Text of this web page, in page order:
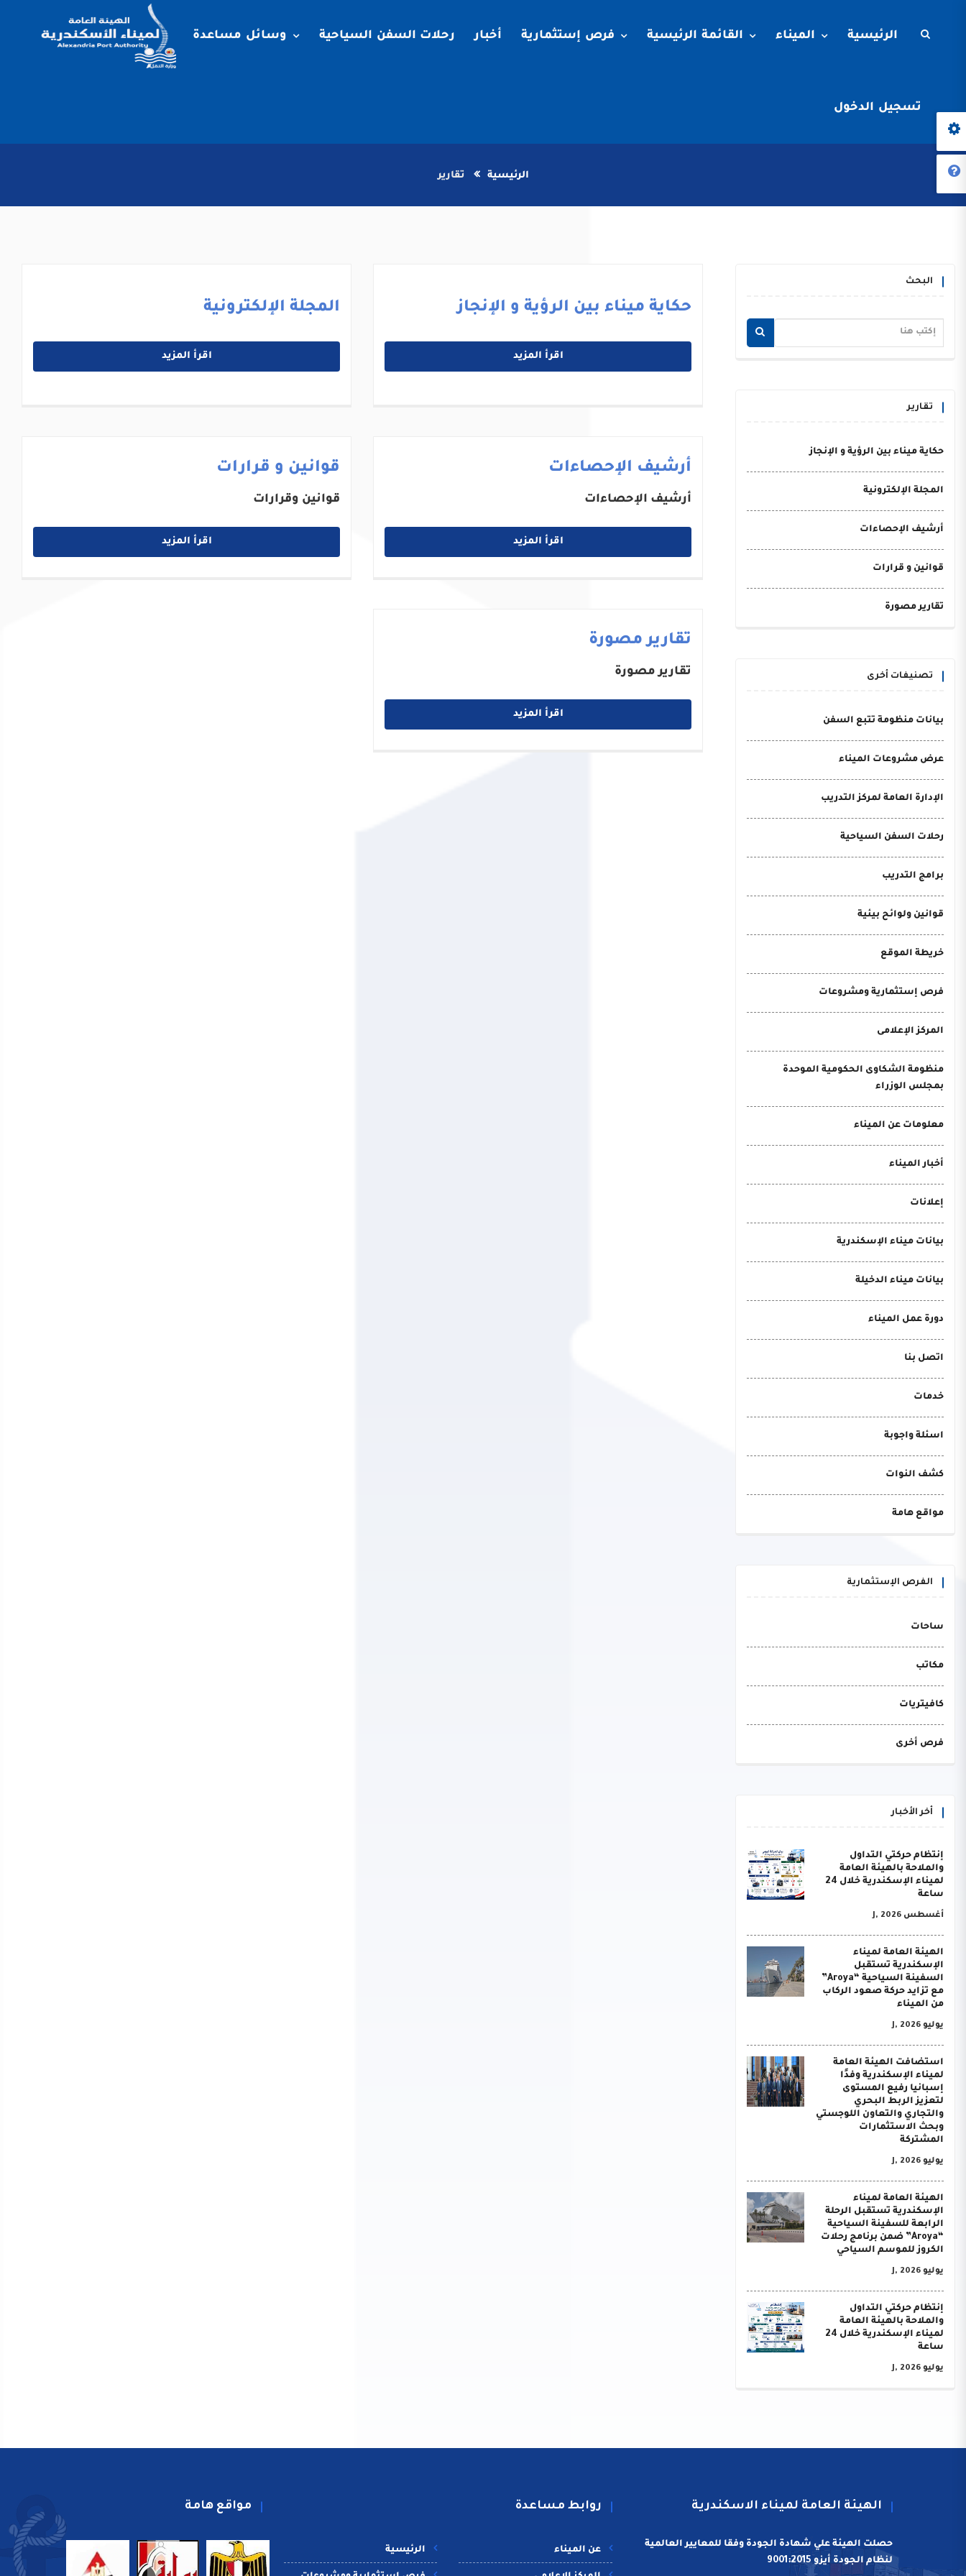
الرئيسية الميناء القائمة الرئيسية فرص إستثمارية أخبار رحلات السفن السياحية وسائل مساعدة
تسجيل الدخول
الرئيسية تقارير
البحث
تقارير
حكاية ميناء بين الرؤية و الإنجاز
المجلة الإلكترونية
أرشيف الإحصاءات
قوانين و قرارات
تقارير مصورة
تصنيفات أخرى
بيانات منظومة تتبع السفن
عرض مشروعات الميناء
الإدارة العامة لمركز التدريب
رحلات السفن السياحية
برامج التدريب
قوانين ولوائح بيئية
خريطة الموقع
فرص إستثمارية ومشروعات
المركز الإعلامى
منظومة الشكاوى الحكومية الموحدة
بمجلس الوزراء
معلومات عن الميناء
أخبار الميناء
إعلانات
بيانات ميناء الإسكندرية
بيانات ميناء الدخيلة
دورة عمل الميناء
اتصل بنا
خدمات
اسئلة واجوبة
كشف النوات
مواقع هامة
الفرص الإستثمارية
ساحات
مكاتب
كافيتريات
فرص أخرى
أخر الأخبار
إنتظام حركتي التداول
والملاحة بالهيئة العامة
لميناء الإسكندرية خلال 24
ساعة
أغسطس J, 2026
الهيئة العامة لميناء
الإسكندرية تستقبل
السفينة السياحية “Aroya”
مع تزايد حركة صعود الركاب
من الميناء
يوليو J, 2026
استضافت الهيئة العامة
لميناء الإسكندرية وفدًا
إسبانيا رفيع المستوى
لتعزيز الربط البحري
والتجاري والتعاون اللوجستي
وبحث الاستثمارات
المشتركة
يوليو J, 2026
الهيئة العامة لميناء
الإسكندرية تستقبل الرحلة
الرابعة للسفينة السياحية
“Aroya” ضمن برنامج رحلات
الكروز للموسم السياحي
يوليو J, 2026
إنتظام حركتي التداول
والملاحة بالهيئة العامة
لميناء الإسكندرية خلال 24
ساعة
يوليو J, 2026
حكاية ميناء بين الرؤية و الإنجاز
اقرأ المزيد
المجلة الإلكترونية
اقرأ المزيد
أرشيف الإحصاءات
أرشيف الإحصاءات
اقرأ المزيد
قوانين و قرارات
قوانين وقرارات
اقرأ المزيد
تقارير مصورة
تقارير مصورة
اقرأ المزيد
الهيئة العامة لميناء الاسكندرية
حصلت الهيئة علي شهادة الجودة وفقا للمعايير العالمية
لنظام الجودة أيزو 9001:2015
روابط مساعدة
الرئيسية عن الميناء
مواقع هامة